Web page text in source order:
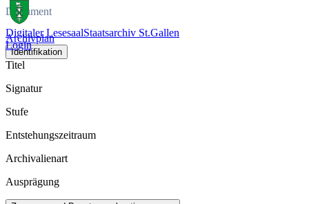
Digitaler LesesaalStaatsarchiv St.Gallen
Login
Dokument
Archivplan
Identifikation
Titel
Signatur
Stufe
Entstehungszeitraum
Archivalienart
Ausprägung